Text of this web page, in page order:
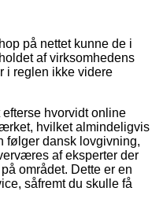
på nettet kunne de i
af virksomhedens
i reglen ikke videre
hvorvidt online
hvilket almindeligvis
følger dansk lovgivning,
af eksperter der
området. Dette er en
såfremt du skulle få